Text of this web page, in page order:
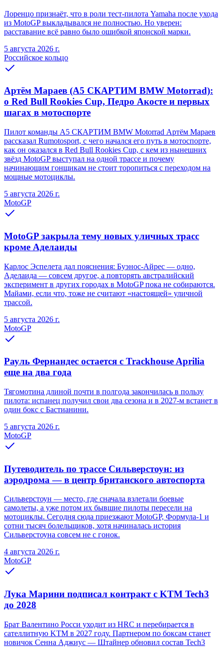
Лоренцо признаёт, что в роли тест-пилота Yamaha после ухода
из MotoGP выкладывался не полностью. Но уверен:
расставание всё равно было ошибкой японской марки.
5 августа 2026 г.
Российское кольцо
Артём Мараев (A5 СКАРТИМ BMW Motorrad):
о Red Bull Rookies Cup, Педро Акосте и первых
шагах в мотоспорте
Пилот команды A5 СКАРТИМ BMW Motorrad Артём Мараев
рассказал Rumotosport, с чего начался его путь в мотоспорте,
как он оказался в Red Bull Rookies Cup, с кем из нынешних
звёзд MotoGP выступал на одной трассе и почему
начинающим гонщикам не стоит торопиться с переходом на
мощные мотоциклы.
5 августа 2026 г.
MotoGP
MotoGP закрыла тему новых уличных трасс
кроме Аделаиды
Карлос Эспелета дал пояснения: Буэнос-Айрес — одно,
Аделаида — совсем другое, а повторять австралийский
эксперимент в других городах в MotoGP пока не собираются.
Майами, если что, тоже не считают «настоящей» уличной
трассой.
5 августа 2026 г.
MotoGP
Рауль Фернандес остается с Trackhouse Aprilia
еще на два года
Тягомотина длиной почти в полгода закончилась в пользу
пилота: испанец получил свои два сезона и в 2027-м встанет в
один бокс с Бастианини.
5 августа 2026 г.
MotoGP
Путеводитель по трассе Сильверстоун: из
аэродрома — в центр британского автоспорта
Сильверстоун — место, где сначала взлетали боевые
самолеты, а уже потом их бывшие пилоты пересели на
мотоциклы. Сегодня сюда приезжают MotoGP, Формула-1 и
сотни тысяч болельщиков, хотя начиналась история
Сильверстоуна совсем не с гонок.
4 августа 2026 г.
MotoGP
Лука Марини подписал контракт с KTM Tech3
до 2028
Брат Валентино Росси уходит из HRC и перебирается в
сателлитную KTM в 2027 году. Партнером по боксам станет
новичок Сенна Аджиус — Штайнер обновил состав Tech3